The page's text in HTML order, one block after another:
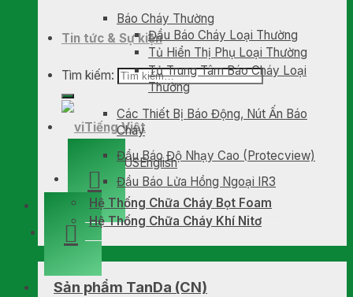
Tin tức & Sự kiện
Tìm kiếm:
Tiếng Việt
English
Báo Cháy Thường
Đầu Báo Cháy Loại Thường
Tủ Hiển Thị Phụ Loại Thường
Tủ Trung Tâm Báo Cháy Loại
Thường
Các Thiết Bị Báo Động, Nút Ấn Báo
Cháy
Đầu Báo Độ Nhạy Cao (Protecview)
Đầu Báo Lửa Hồng Ngoại IR3
Hệ Thống Chữa Cháy Bọt Foam
Hệ Thống Chữa Cháy Khí Nitơ
Sản phẩm TanDa (CN)